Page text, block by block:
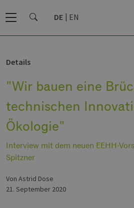
DE EN
Details
"Wir bauen eine
technischen
Ökologie"
Interview mit dem neuen EEHH-
Spitzner
von Astrid Dose
21. September 2020